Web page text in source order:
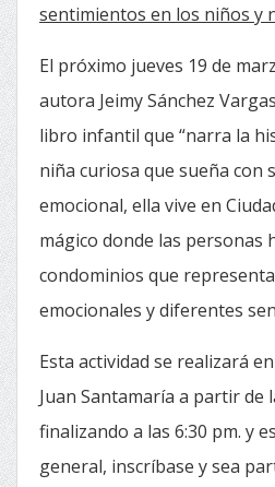
sentimientos en los niños y
El próximo jueves 19 de
autora Jeimy Sánchez
libro infantil que “narra la
niña curiosa que sueña con
emocional, ella vive en
mágico donde las personas
condominios que
emocionales y diferentes
Esta actividad se realizará
Juan Santamaría a partir de
finalizando a las 6:30 pm. y
general, inscríbase y sea